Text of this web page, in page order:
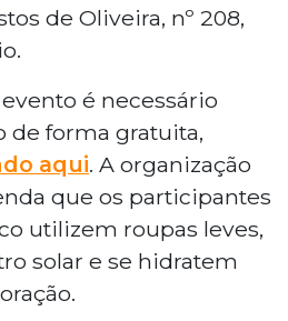
de Oliveira, nº 208,
é necessário
de forma gratuita,
aqui. A organização
que os participantes
utilizem roupas leves,
solar e se hidratem